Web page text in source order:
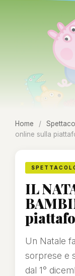
Home /
online sulla
IL
Un Natale
sorprese e
dal 1°